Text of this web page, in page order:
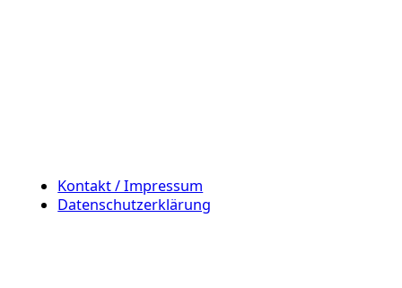
Kontakt / Impressum
Datenschutzerklärung